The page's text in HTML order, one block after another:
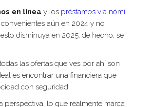
en línea y los préstamos vía nómi
aún en 2024 y no
disminuya en 2025; de hecho, se
las ofertas que ves por ahí son
es encontrar una financiera que
con seguridad.
perspectiva, lo que realmente marca